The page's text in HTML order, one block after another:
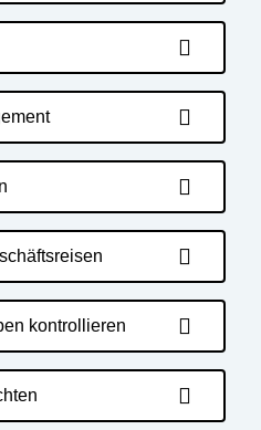
kontrollieren